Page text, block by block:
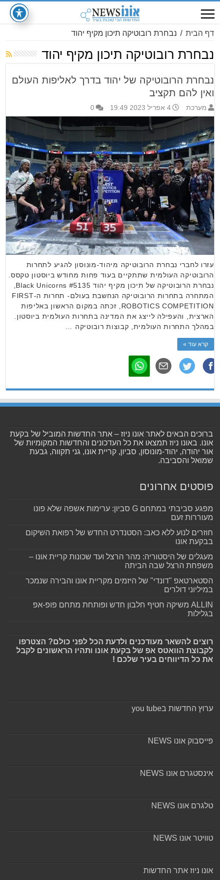
דף הבית / נבחרת רובוטיקה תיכון מקיף יהוד
נבחרת רובוטיקה תיכון מקיף יהוד
נבחרת הרובוטיקה של יהוד בדרך לאליפות העולם
ואין להם תקציב
מערכת 4 אפריל 2023 19:49 0
עזרו לחברי נבחרת הרובוטיקה מיהוד-מונוסון להגיע לתחרות
הרובוטיקה העולמית שתתקיים בעוד פחות מחודש ביוסטון טקסס.
נבחרת הרובוטיקה של תיכון מקיף יהוד Black Unicorns #5135,
המתחרה בתחרות הרובוטיקה הנחשבת בעולם- תחרות ה-FIRST
ROBOTICS COMPETITION, זכתה במקום הראשון באליפות
הארצית, והעפילה לייצג את המדינה בתחרות העולמית ביוסטון.
במהלך התחרות העולמית, קבוצות רובוטיקה …
קרא עוד »
ברוכים הבאים לאתר אונו ניוז – אתר החדשות המוביל של בקעת
אונו. באונו ניוז תמצאו את כל העדכונים והחדשות המקומיות של
אור יהודה, יהוד-מונוסון, סביון, קריית אונו, גני תקווה, גבעת
שמואל והסביבה.
פוסטים אחרונים
מפגע סביבתי במתחם G סביון: ערימות אשפה שלא פונו
מעוררות זעם
חוזרים לנוע ללא כאב: הסטנדרט החדש של רפואת השיקום
בבקעת אונו
מעגלים של היסטוריה: מהר הרצל ועד שכונות קריית אונו –
משפחת הרצל שבה הביתה
הסטארטאפ "דונדי" של היזמים מקריית אונו והבירה שנמכר
במיליוני דולרים
ALLIN משיקה חטיף חלבון חדש ופותחת מתחם פופ-אפ
בגלילות
רוצים להשאר מעודכנים ולדעת הכל לפני כולם? הצטרפו
לקבוצת הוואטס אפ של בקעת אונו ותהיו הראשונים לקבל
את כל הדיווחים בעיר שלכם !
ערוץ החדשות בyou tube
פייסבוק אונו NEWS
אינסטגרם אונו NEWS
טלגרם אונו NEWS
טוויטר אונו NEWS
אונו ניוז אתר החדשות